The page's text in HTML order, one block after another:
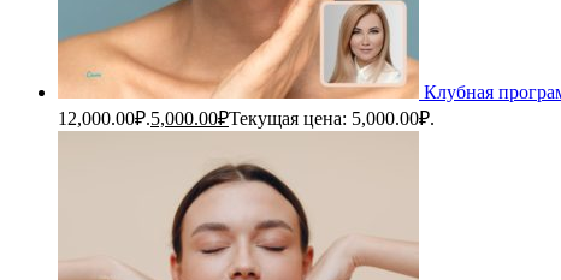
Клубная
12,000.00₽.5,000.00₽Текущая цена: 5,000.00₽.